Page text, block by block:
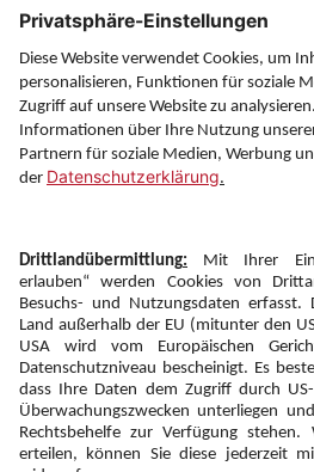
Service
Information
Folgen Sie uns auf
Newsletter:
Anmelden